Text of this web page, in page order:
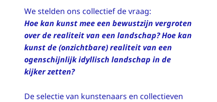
We stelden ons collectief de vraag:
Hoe kan kunst mee een bewustzijn vergroten
over de realiteit van een landschap? Hoe kan
kunst de (onzichtbare) realiteit van een
ogenschijnlijk idyllisch landschap in de
kijker zetten?
De selectie van kunstenaars en collectieven